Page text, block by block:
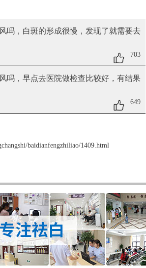
吗，白斑的形成很慢，发现了就需要去
703
吗，早点去医院做检查比较好，有结果
649
baidianfengzhiliao/1409.html